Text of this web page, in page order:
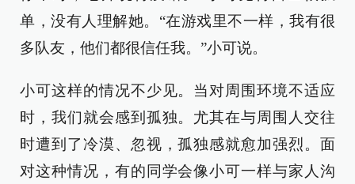
单，没有人理解她。“在游戏里不一样，我有很
多队友，他们都很信任我。”小可说。
小可这样的情况不少见。当对周围环境不适应
时，我们就会感到孤独。尤其在与周围人交往
时遭到了冷漠、忽视，孤独感就愈加强烈。面
对这种情况，有的同学会像小可一样与家人沟